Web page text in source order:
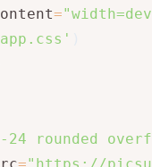
=
24 rounded
="https://